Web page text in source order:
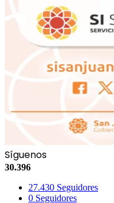
Síguenos
30.396
27.430 Seguidores
0 Seguidores